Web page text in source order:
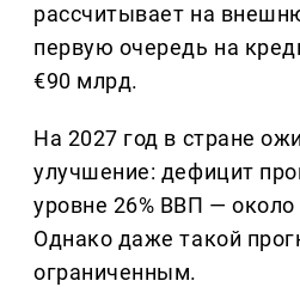
рассчитывает на
первую очередь на
€90 млрд.
На 2027 год в стране
улучшение: дефицит
уровне 26% ВВП —
Однако даже такой
ограниченным.